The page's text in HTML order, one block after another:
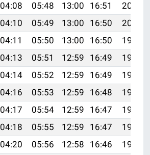
04:08 05:48 13:00 16:51
20:02
04:10 05:49 13:00 16:50
20:01
04:11 05:50 13:00 16:50
19:59
04:13 05:51 12:59 16:49
19:58
04:14 05:52 12:59 16:49
19:57
04:16 05:53 12:59 16:48
19:55
04:17 05:54 12:59 16:47
19:54
04:18 05:55 12:59 16:47
19:52
04:20 05:56 12:58 16:46
19:51